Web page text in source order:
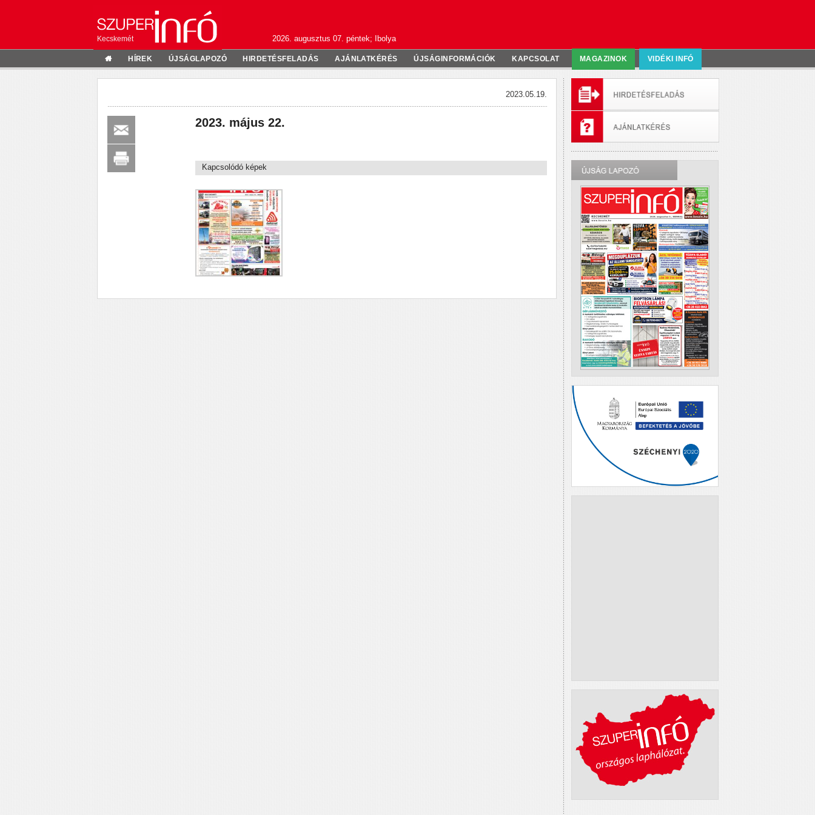
Kecskemét 2026. augusztus 07. péntek; Ibolya
HÍREK ÚJSÁGLAPOZÓ HIRDETÉSFELADÁS AJÁNLATKÉRÉS ÚJSÁGINFORMÁCIÓK KAPCSOLAT MAGAZINOK VIDÉKI INFÓ
2023.05.19.
2023. május 22.
Kapcsolódó képek